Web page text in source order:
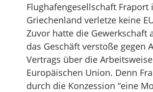
Flughafengesellschaft Fraport
Griechenland verletze keine
Zuvor hatte die Gewerkschaft
das Geschäft verstoße gegen
Vertrags über die
Europäischen Union. Denn
durch die Konzession “eine